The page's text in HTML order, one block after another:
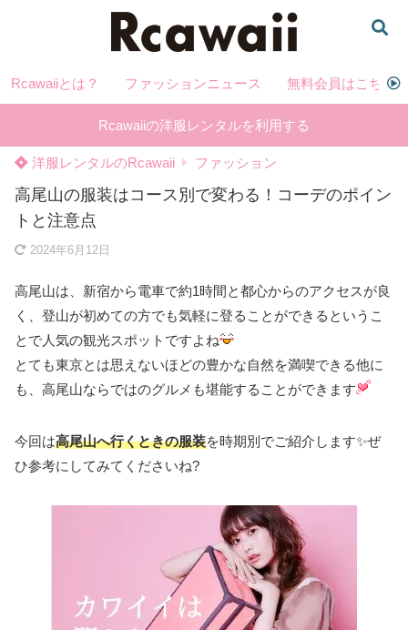
Rcawaiiとは？ ファッションニュース 無料会員はこちら
Rcawaiiの洋服レンタルを利用する
洋服レンタルのRcawaii ファッション
高尾山の服装はコース別で変わる！コーデのポイン
トと注意点
2024年6月12日
高尾山は、新宿から電車で約1時間と都心からのアクセスが良
く、登山が初めての方でも気軽に登ることができるというこ
とで人気の観光スポットですよね
とても東京とは思えないほどの豊かな自然を満喫できる他に
も、高尾山ならではのグルメも堪能することができます
今回は高尾山へ行くときの服装を時期別でご紹介します✨ぜ
ひ参考にしてみてくださいね?